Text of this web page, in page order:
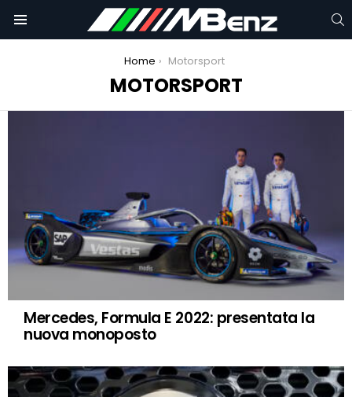
Home Motorsport
MOTORSPORT
Mercedes-AMG: trionfa al Fanatec GT 2021
Mercedes, Formula E 2022: presentata la
nuova monoposto